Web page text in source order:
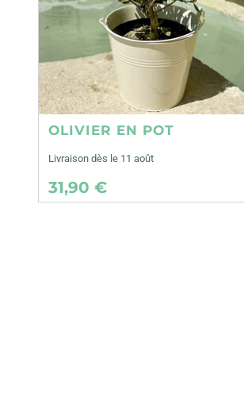
OLIVIER EN POT
Livraison dès le 11 août
31,90 €